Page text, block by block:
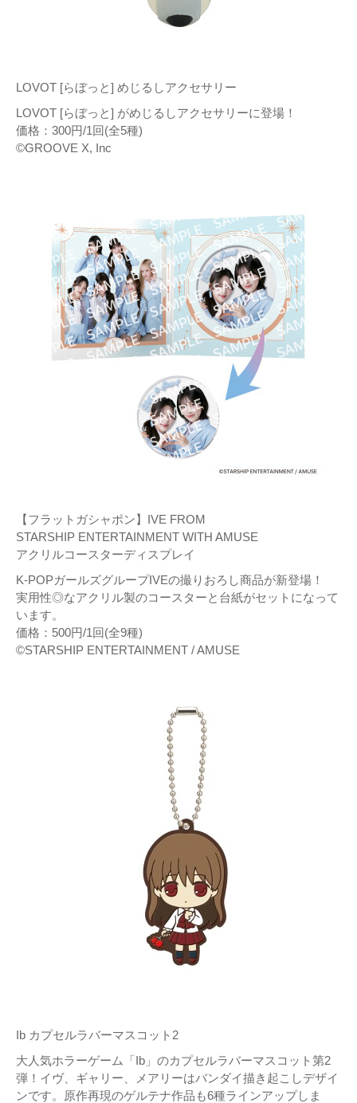
LOVOT [らぼっと] めじるしアクセサリー
LOVOT [らぼっと] がめじるしアクセサリーに登場！
価格：300円/1回(全5種)
©GROOVE X, Inc
【フラットガシャポン】IVE FROM
STARSHIP ENTERTAINMENT WITH AMUSE
アクリルコースターディスプレイ
K-POPガールズグループIVEの撮りおろし商品が新登場！
実用性◎なアクリル製のコースターと台紙がセットになって
います。
価格：500円/1回(全9種)
©STARSHIP ENTERTAINMENT / AMUSE
Ib カプセルラバーマスコット2
大人気ホラーゲーム「Ib」のカプセルラバーマスコット第2
弾！イヴ、ギャリー、メアリーはバンダイ描き起こしデザイ
ンです。原作再現のゲルテナ作品も6種ラインアップしま